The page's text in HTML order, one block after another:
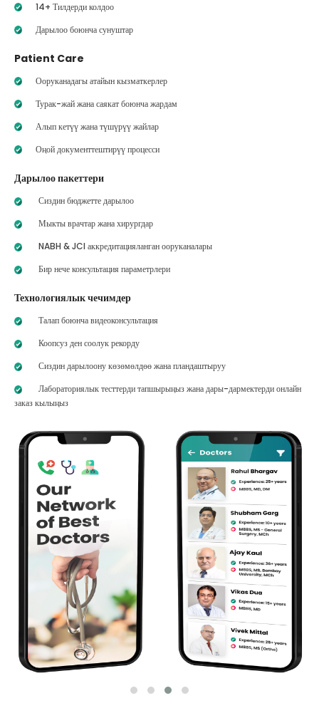
14+ Тилдерди колдоо
Дарылоо боюнча сунуштар
Patient Care
Ооруканадагы атайын кызматкерлер
Турак-жай жана саякат боюнча жардам
Алып кетүү жана түшүрүү жайлар
Оңой документтештирүү процесси
Дарылоо пакеттери
Сиздин бюджетте дарылоо
Мыкты врачтар жана хирургдар
NABH & JCI аккредитацияланган ооруканалары
Бир нече консультация параметрлери
Технологиялык чечимдер
Талап боюнча видеоконсультация
Коопсуз ден соолук рекорду
Сиздин дарылоону көзөмөлдөө жана пландаштыруу
Лабораториялык тесттерди тапшырыңыз жана дары-дармектерди онлайн
заказ кылыңыз